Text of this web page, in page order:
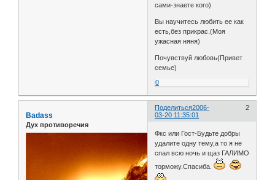
сами-знаете кого)
Вы научитесь любить ее как
есть,без прикрас.(Моя
ужасная няня)
Почувствуй любовь(Привет
семье)
0
Поделиться 2
2006-
03-20 11:35:01
Badass
Дух противоречия
Фкс или Гост-Будьте добры
удалите одну тему,а то я не
спал всю ночь и щаз ГАЛИМО
торможу.Спасиба.